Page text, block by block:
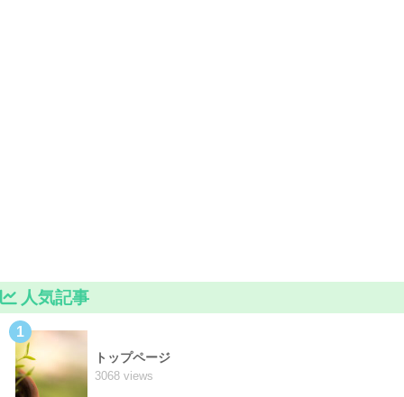
人気記事
1
トップページ
3068 views